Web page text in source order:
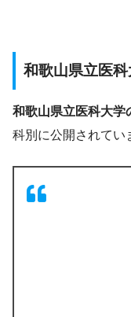
和歌山県立医
和歌山県立医科大学
科別に公開されてい